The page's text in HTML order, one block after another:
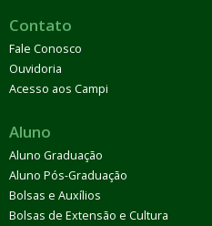
Contato
Fale Conosco
Ouvidoria
Acesso aos Campi
Aluno
Aluno Graduação
Aluno Pós-Graduação
Bolsas e Auxílios
Bolsas de Extensão e Cultura